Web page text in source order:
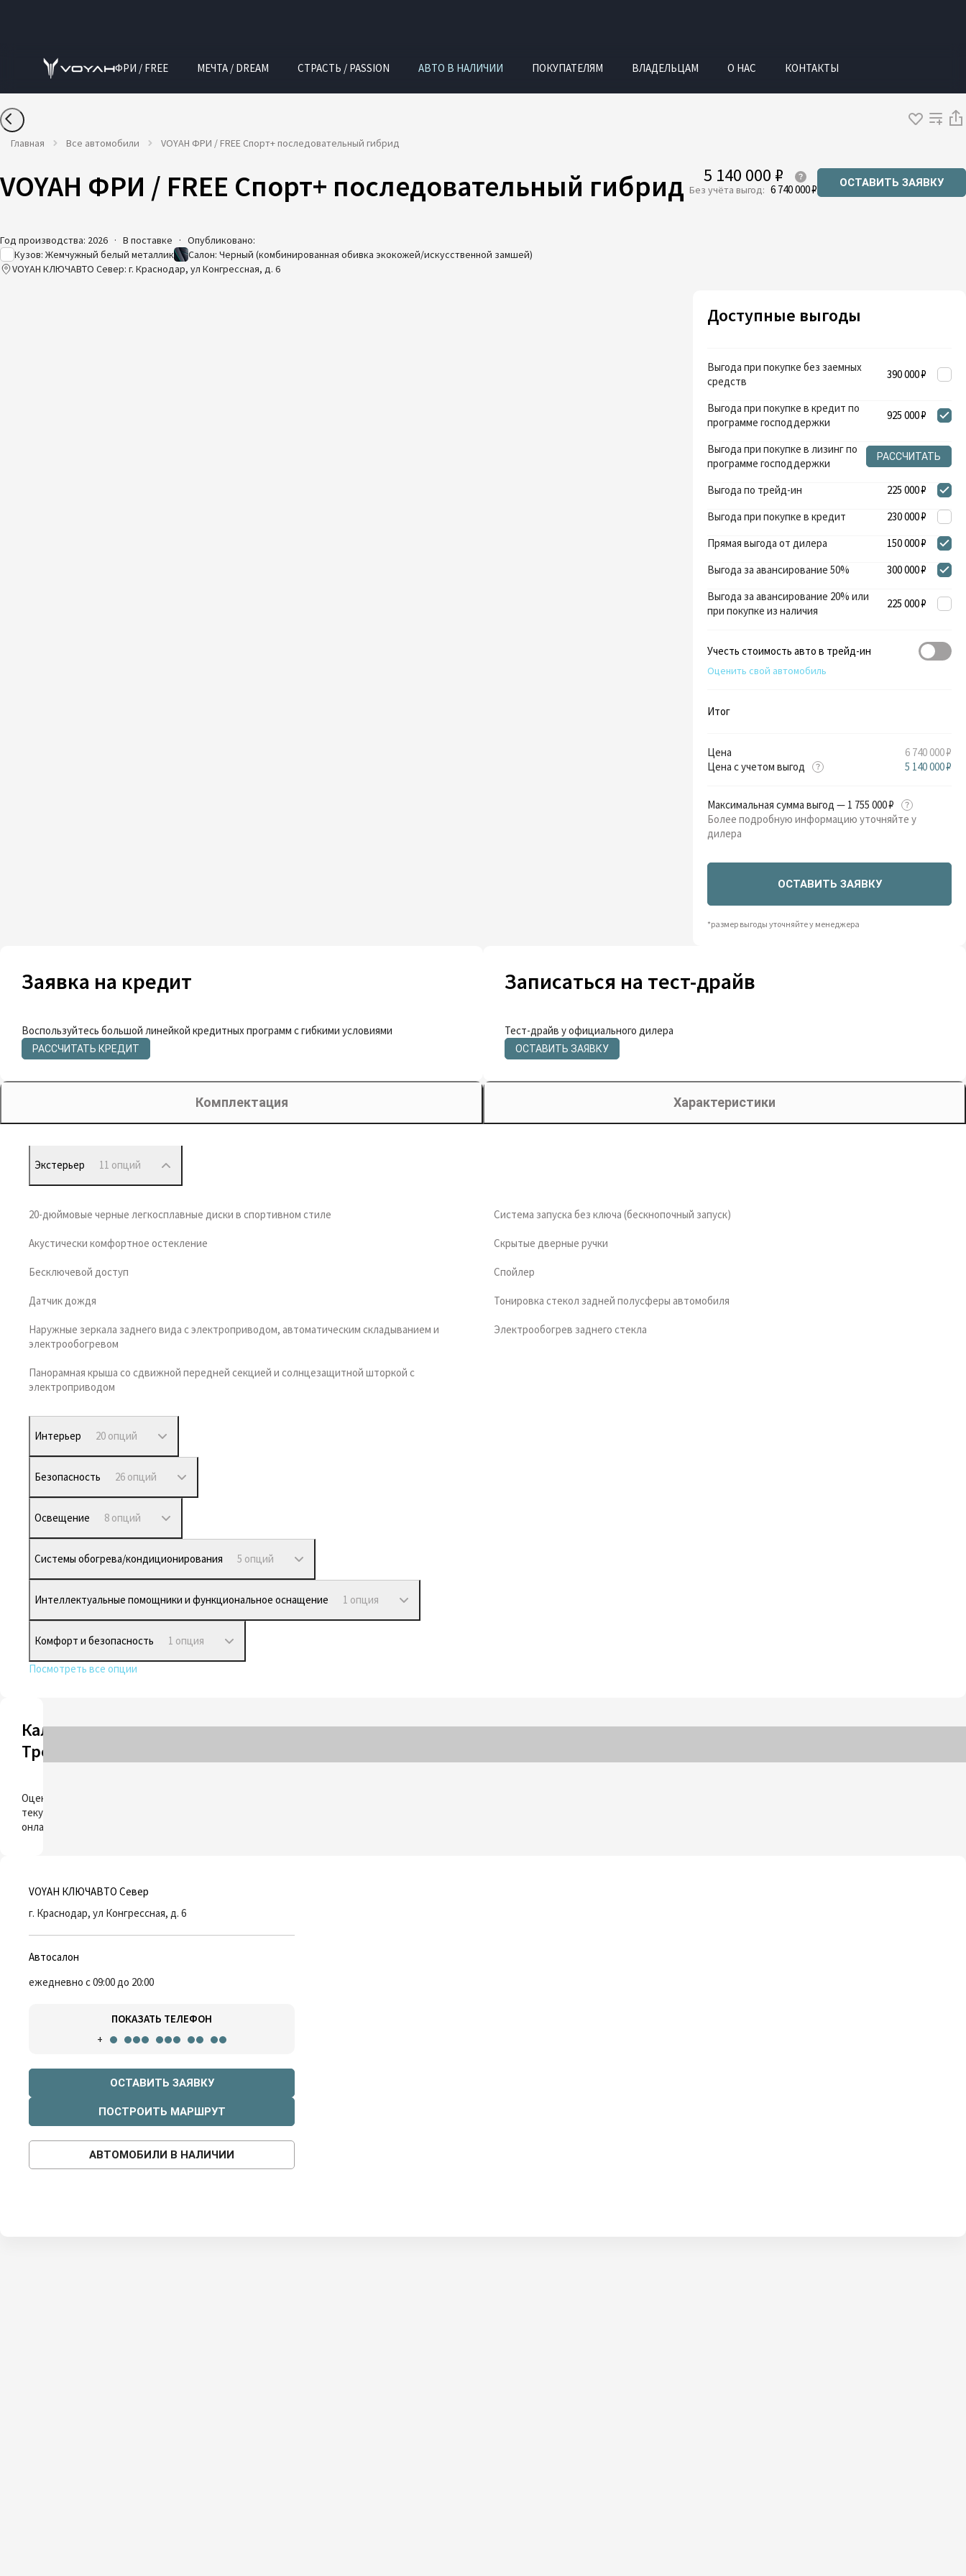
ФРИ / FREE МЕЧТА / DREAM СТРАСТЬ / PASSION АВТО В НАЛИЧИИ ПОКУПАТЕЛЯМ ВЛАДЕЛЬЦАМ О НАС КОНТАКТЫ
Главная Все автомобили VOYAH ФРИ / FREE Спорт+ последовательный гибрид
VOYAH ФРИ / FREE Спорт+ последовательный гибрид
Год производства: 2026 · В поставке · Опубликовано:
Кузов: Жемчужный белый металлик
Салон: Черный (комбинированная обивка экокожей/искусственной замшей)
VOYAH КЛЮЧАВТО Север: г. Краснодар, ул Конгрессная, д. 6
5 140 000 ₽
Без учёта выгод: 6 740 000 ₽
ОСТАВИТЬ ЗАЯВКУ
Доступные выгоды
Выгода при покупке без заемных
средств
390 000 ₽
Выгода при покупке в кредит по
программе господдержки
925 000 ₽
Выгода при покупке в лизинг по
программе господдержки
РАССЧИТАТЬ
Выгода по трейд-ин
225 000 ₽
Выгода при покупке в кредит
230 000 ₽
Прямая выгода от дилера
150 000 ₽
Выгода за авансирование 50%
300 000 ₽
Выгода за авансирование 20% или
при покупке из наличия
225 000 ₽
Учесть стоимость авто в трейд-ин
Оценить свой автомобиль
Итог
Цена
6 740 000 ₽
Цена с учетом выгод
5 140 000 ₽
Максимальная сумма выгод — 1 755 000 ₽
Более подробную информацию уточняйте у
дилера
ОСТАВИТЬ ЗАЯВКУ
*размер выгоды уточняйте у менеджера
Заявка на кредит
Воспользуйтесь большой линейкой кредитных программ с гибкими условиями
РАССЧИТАТЬ КРЕДИТ
Записаться на тест-драйв
Тест-драйв у официального дилера
ОСТАВИТЬ ЗАЯВКУ
Комплектация Характеристики
Экстерьер 11 опций
20-дюймовые черные легкосплавные диски в спортивном стиле
Акустически комфортное остекление
Бесключевой доступ
Датчик дождя
Наружные зеркала заднего вида с электроприводом, автоматическим складыванием и
электрообогревом
Панорамная крыша со сдвижной передней секцией и солнцезащитной шторкой с
электроприводом
Система запуска без ключа (бескнопочный запуск)
Скрытые дверные ручки
Спойлер
Тонировка стекол задней полусферы автомобиля
Электрообогрев заднего стекла
Интерьер 20 опций
Безопасность 26 опций
Освещение 8 опций
Системы обогрева/кондиционирования 5 опций
Интеллектуальные помощники и функциональное оснащение 1 опция
Комфорт и безопасность 1 опция
Посмотреть все опции
Калькулятор
Трейд-ин
Оцените свой
текущий автомобиль
онлайн
VOYAH КЛЮЧАВТО Север
г. Краснодар, ул Конгрессная, д. 6
Автосалон
ежедневно с 09:00 до 20:00
ПОКАЗАТЬ ТЕЛЕФОН
+
ОСТАВИТЬ ЗАЯВКУ
ПОСТРОИТЬ МАРШРУТ
АВТОМОБИЛИ В НАЛИЧИИ